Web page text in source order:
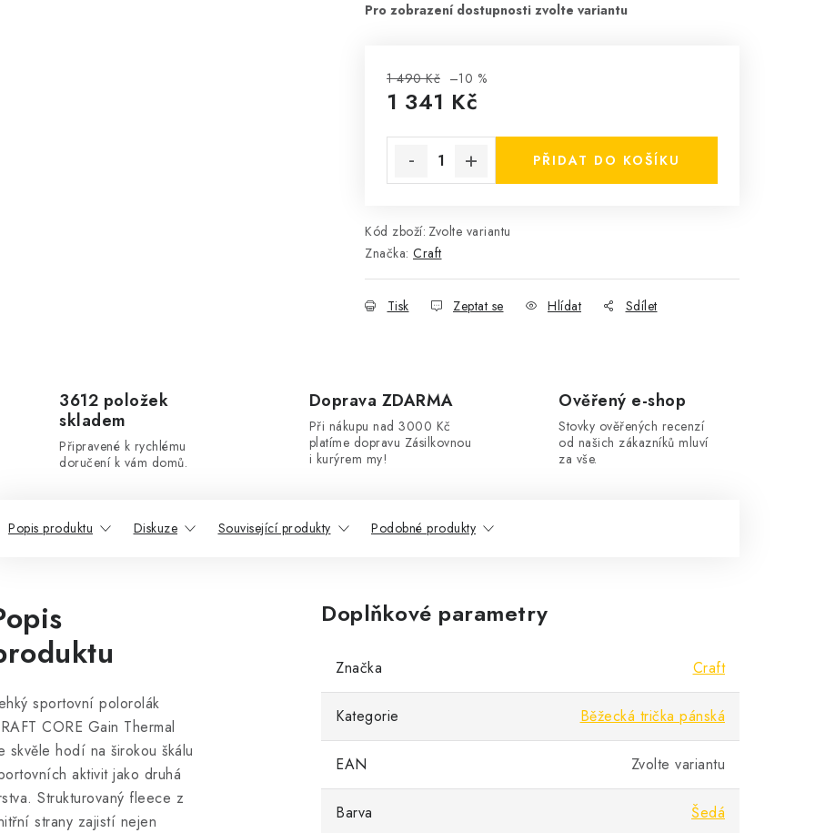
1 490 Kč –10 %
1 341 Kč
PŘIDAT DO KOŠÍKU
Kód zboží: Zvolte variantu
Značka: Craft
Tisk Zeptat se Hlídat Sdílet
3612 položek
skladem
Připravené k rychlému
doručení k vám domů.
Doprava ZDARMA
Při nákupu nad 3000 Kč
platíme dopravu Zásilkovnou
i kurýrem my!
Ověřený e-shop
Stovky ověřených recenzí
od našich zákazníků mluví
za vše.
Popis produktu Diskuze Související produkty Podobné produkty
sportovní polorolák
CORE Gain Thermal
skvěle hodí na širokou škálu
aktivit jako druhá
Strukturovaný fleece z
strany zajistí nejen
Doplňkové parametry
Značka Craft
Kategorie Běžecká trička pánská
EAN Zvolte variantu
Barva Šedá